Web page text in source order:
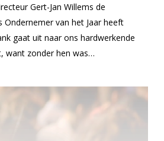
Gert-Jan Willems de
Ondernemer van het Jaar heeft
gaat uit naar ons hardwerkende
want zonder hen was…